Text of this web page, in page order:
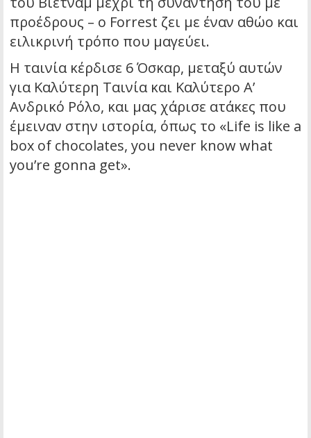
προέδρους – ο Forrest ζει με έναν αθώο και
ειλικρινή τρόπο που μαγεύει.
Η ταινία κέρδισε 6 Όσκαρ, μεταξύ αυτών
για Καλύτερη Ταινία και Καλύτερο Α’
Ανδρικό Ρόλο, και μας χάρισε ατάκες που
έμειναν στην ιστορία, όπως το «Life is like a
box of chocolates, you never know what
you’re gonna get».